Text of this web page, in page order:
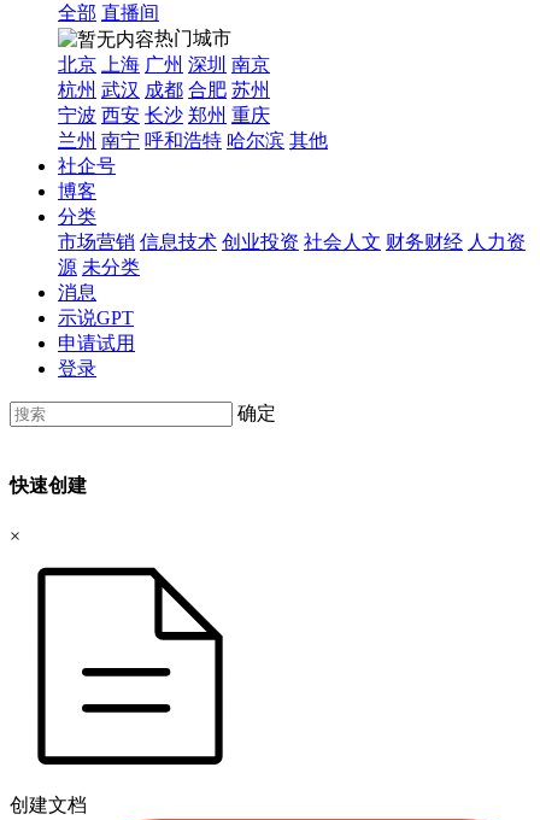
全部 直播间
热门城市
北京
上海 广州 深圳 南京
杭州 武汉 成都 合肥 苏州
宁波 西安 长沙 郑州 重庆
兰州 南宁 呼和浩特 哈尔滨 其他
社企号
博客
分类
市场营销 信息技术 创业投资 社会人文 财务财经 人力资
源 未分类
消息
示说GPT
申请试用
登录
确定
快速创建
×
创建文档